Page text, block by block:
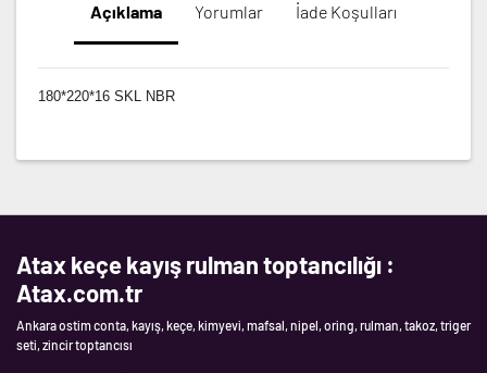
Açıklama Yorumlar İade Koşulları
180*220*16 SKL NBR
Atax keçe kayış rulman toptancılığı :
Atax.com.tr
Ankara ostim conta, kayış, keçe, kimyevi, mafsal, nipel, oring, rulman, takoz, triger
seti, zincir toptancısı